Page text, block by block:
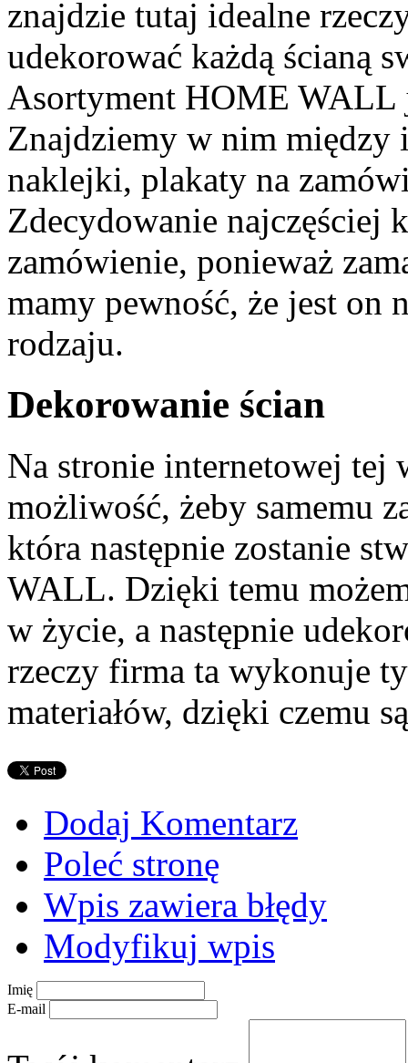
znajdzie tutaj idealne
udekorować każdą ścianą
Asortyment HOME WALL
Znajdziemy w nim między
naklejki, plakaty na
Zdecydowanie najczęściej
zamówienie, ponieważ
mamy pewność, że jest
rodzaju.
Dekorowanie ścian
Na stronie internetowej tej
możliwość, żeby samemu
która następnie zostanie
WALL. Dzięki temu
w życie, a następnie
rzeczy firma ta wykonuje
materiałów, dzięki czemu
Dodaj Komentarz
Poleć stronę
Wpis zawiera błędy
Modyfikuj wpis
Imię
E-mail